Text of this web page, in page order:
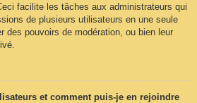
facilite les tâches aux administrateurs qui
de plusieurs utilisateurs en une seule
des pouvoirs de modération, ou bien leur
et comment puis-je en rejoindre